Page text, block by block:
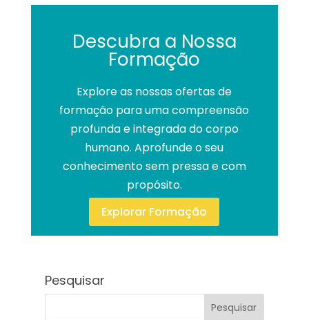
Descubra a Nossa
Formação
Explore as nossas ofertas de
formação para uma compreensão
profunda e integrada do corpo
humano. Aprofunde o seu
conhecimento sem pressa e com
propósito.
Explorar Formação
Pesquisar